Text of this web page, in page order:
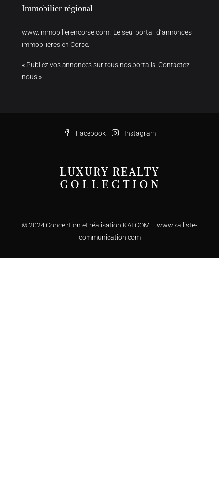
Immobilier régional
www.immobilierencorse.com : Le seul portail d’annonces
immobilières en Corse.
« Publiez vos annonces sur tous nos portails. Contactez-
nous »
Facebook Instagram
© 2024 Conception et réalisation KATCOM – www.kalliste-
communication.com